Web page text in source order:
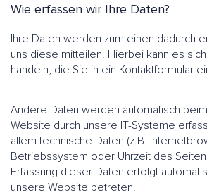
Wie erfassen wir Ihre Daten?
Ihre Daten werden zum einen dadurch
uns diese mitteilen. Hierbei kann es
handeln, die Sie in ein Kontaktformular
Andere Daten werden automatisch
Website durch unsere IT-Systeme
allem technische Daten (z.B.
Betriebssystem oder Uhrzeit des
Erfassung dieser Daten erfolgt
unsere Website betreten.